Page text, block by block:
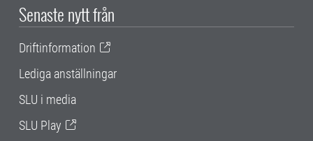
Senaste nytt från
Driftinformation
Lediga anställningar
SLU i media
SLU Play